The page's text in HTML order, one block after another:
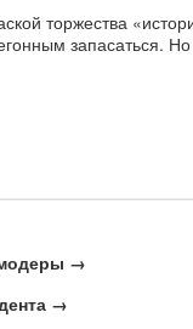
торжества
запасаться. Но
→
→